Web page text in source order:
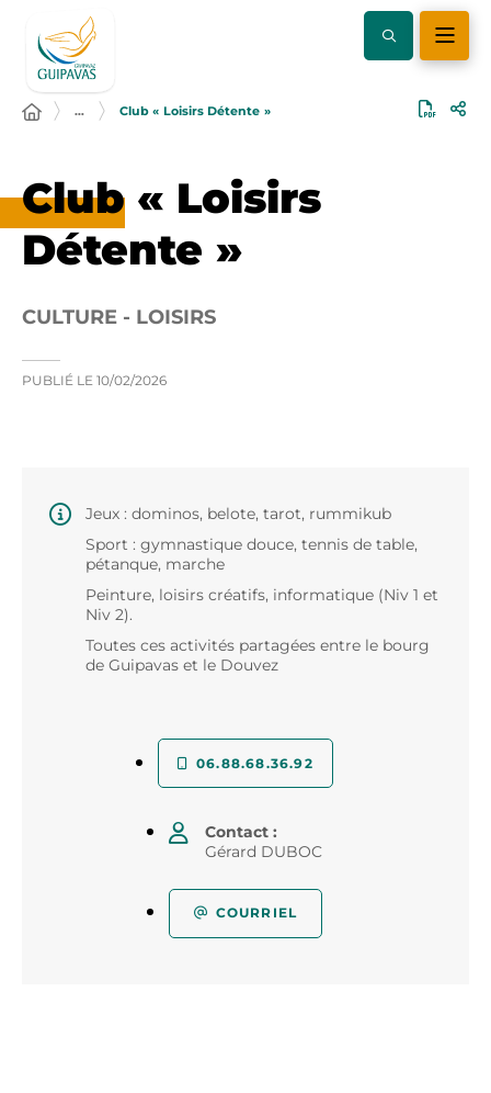
… Club « Loisirs Détente »
Club « Loisirs
Détente »
CULTURE - LOISIRS
PUBLIÉ LE 10/02/2026
Jeux : dominos, belote, tarot, rummikub
Sport : gymnastique douce, tennis de table,
pétanque, marche
Peinture, loisirs créatifs, informatique (Niv 1 et
Niv 2).
Toutes ces activités partagées entre le bourg
de Guipavas et le Douvez
06.88.68.36.92
Contact :
Gérard DUBOC
COURRIEL